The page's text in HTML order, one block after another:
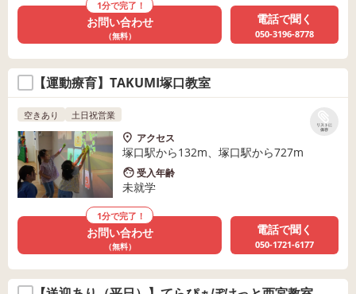
1分で完了！
お問い合わせ
（無料）
電話で聞く
050-3196-8778
【運動療育】TAKUMI塚口教室
リストに
保存
空きあり 土日祝営業
アクセス
塚口駅から132m、塚口駅から727m
受入年齢
未就学
1分で完了！
お問い合わせ
（無料）
電話で聞く
050-1721-6177